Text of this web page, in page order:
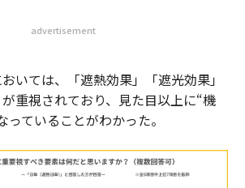
advertisement
いては、「遮熱効果」「遮光効果」
が重視されており、見た目以上に“機
ていることがわかった。